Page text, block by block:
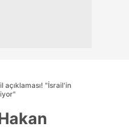
açıklaması! "İsrail'in